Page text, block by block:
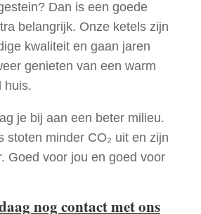
Dan is een goede
belangrijk. Onze ketels zijn
kwaliteit en gaan jaren
genieten van een warm
huis.
je bij aan een beter milieu.
stoten minder CO₂ uit en zijn
Goed voor jou en goed voor
nog contact met ons